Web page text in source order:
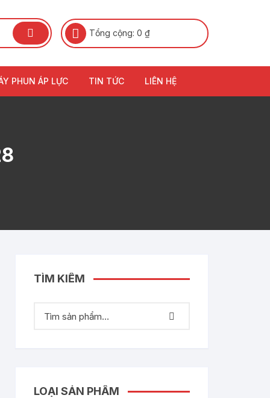
Tổng cộng: 0 ₫
PHUN ÁP LỰC TIN TỨC LIÊN HỆ
TÌM KIẾM
LOẠI SẢN PHẨM